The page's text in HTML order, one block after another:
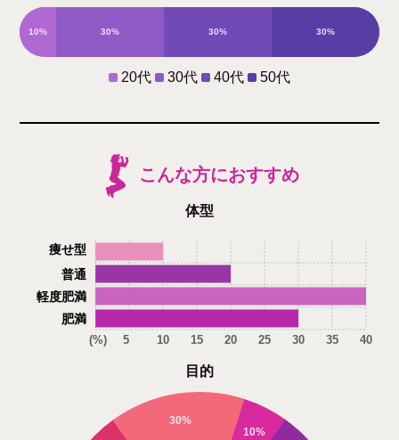
10% 30% 30% 30%
20代 30代 40代 50代
こんな方におすすめ
体型
肥満
軽度肥満
普通
痩せ型
(%) 5 10 15 20 25 30 35 40
目的
30%
10%